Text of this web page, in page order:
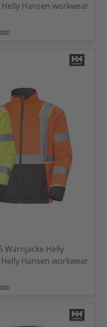
Hansen workwear
Warnjacke Helly
Hansen workwear